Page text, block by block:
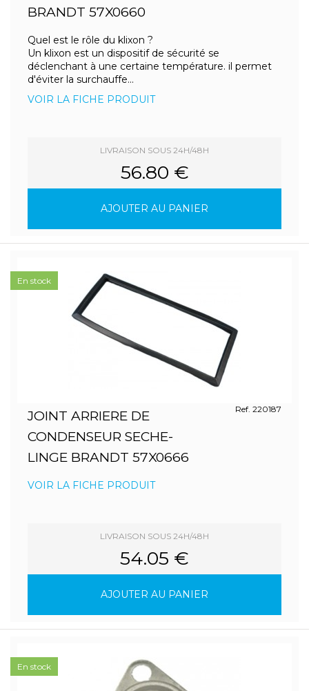
BRANDT 57X0660
Quel est le rôle du klixon ?
Un klixon est un dispositif de sécurité se
déclenchant à une certaine température. il permet
d'éviter la surchauffe...
VOIR LA FICHE PRODUIT
LIVRAISON SOUS 24H/48H
56.80 €
AJOUTER AU PANIER
JOINT ARRIERE DE
CONDENSEUR SECHE-
LINGE BRANDT 57X0666
Ref. 220187
VOIR LA FICHE PRODUIT
LIVRAISON SOUS 24H/48H
54.05 €
AJOUTER AU PANIER
En stock
En stock